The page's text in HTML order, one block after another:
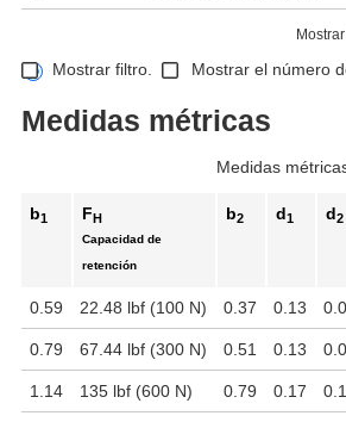
Mostrar filtro. Mostrar el número
Medidas métricas
Medidas
b1 FH
Capacidad de
retención
b2 d1 d2
0.59 22.48 lbf (100 N) 0.37 0.13
0.79 67.44 lbf (300 N) 0.51 0.13
1.14 135 lbf (600 N) 0.79 0.17